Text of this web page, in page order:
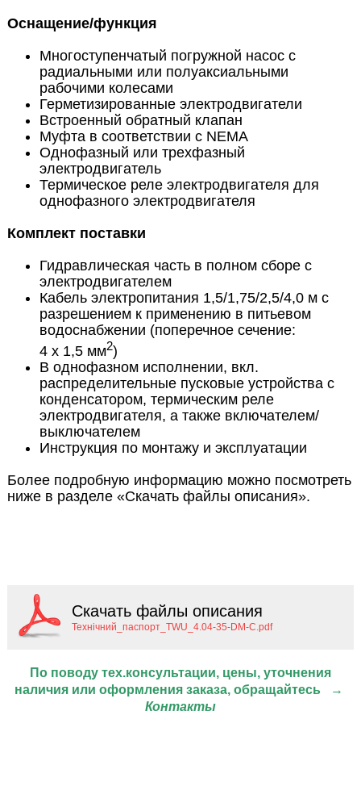
Оснащение/функция
Многоступенчатый погружной насос с
радиальными или полуаксиальными
рабочими колесами
Герметизированные электродвигатели
Встроенный обратный клапан
Муфта в соответствии с NEMA
Однофазный или трехфазный
электродвигатель
Термическое реле электродвигателя для
однофазного электродвигателя
Комплект поставки
Гидравлическая часть в полном сборе с
электродвигателем
Кабель электропитания 1,5/1,75/2,5/4,0 м с
разрешением к применению в питьевом
водоснабжении (поперечное сечение:
4 x 1,5 мм2)
В однофазном исполнении, вкл.
распределительные пусковые устройства с
конденсатором, термическим реле
электродвигателя, а также включателем/
выключателем
Инструкция по монтажу и эксплуатации
Более подробную информацию можно посмотреть
ниже в разделе «Скачать файлы описания».
Скачать файлы описания
Технічний_паспорт_TWU_4.04-35-DM-C.pdf
По поводу тех.консультации, цены, уточнения
наличия или оформления заказа, обращайтесь
→
Контакты